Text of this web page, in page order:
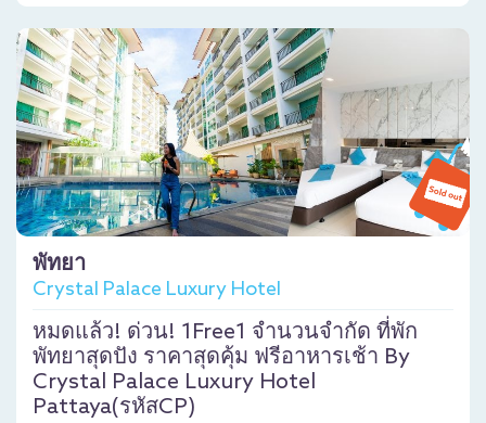
พัทยา
Crystal Palace Luxury Hotel
หมดแล้ว! ด่วน! 1Free1 จำนวนจำกัด ที่พัก
พัทยาสุดปัง ราคาสุดคุ้ม ฟรีอาหารเช้า By
Crystal Palace Luxury Hotel
Pattaya(รหัสCP)